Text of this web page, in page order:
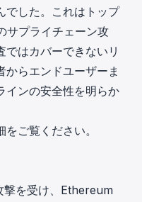
でした。これはトップ
サプライチェーン攻
はカバーできないリ
からエンドユーザーま
インの安全性を明らか
をご覧ください。
を受け、Ethereum